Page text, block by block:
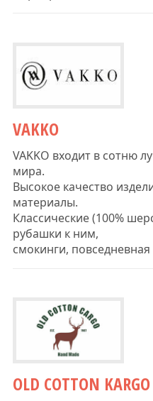
VAKKO
VAKKO входит в сотню
мира.
Высокое качество
материалы.
Классические (100%
рубашки к ним,
смокинги,
OLD COTTON KARGO